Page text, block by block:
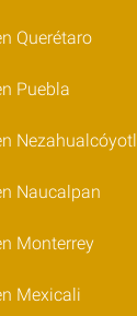
Querétaro
Puebla
Nezahualcóyotl
Naucalpan
Monterrey
Mexicali